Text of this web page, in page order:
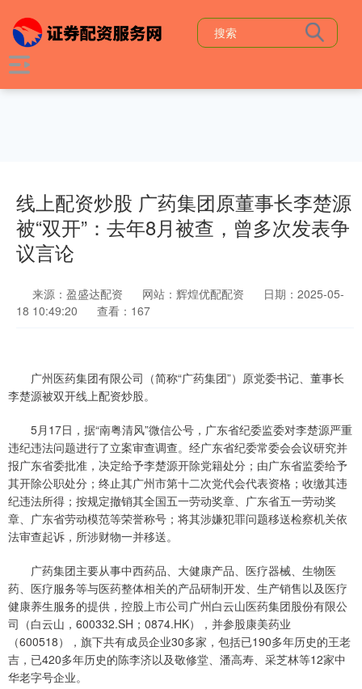
线上配资炒股 广药集团原董事长李楚源
被“双开”：去年8月被查，曾多次发表争
议言论
来源：盈盛达配资 网站：辉煌优配配资
日期：2025-05-
18 10:49:20
查看：167
广州医药集团有限公司（简称“广药集团”）原党委书记、董事长
李楚源被双开线上配资炒股。
5月17日，据“南粤清风”微信公号，广东省纪委监委对李楚源严重
违纪违法问题进行了立案审查调查。经广东省纪委常委会会议研究并
报广东省委批准，决定给予李楚源开除党籍处分；由广东省监委给予
其开除公职处分；终止其广州市第十二次党代会代表资格；收缴其违
纪违法所得；按规定撤销其全国五一劳动奖章、广东省五一劳动奖
章、广东省劳动模范等荣誉称号；将其涉嫌犯罪问题移送检察机关依
法审查起诉，所涉财物一并移送。
广药集团主要从事中西药品、大健康产品、医疗器械、生物医
药、医疗服务等与医药整体相关的产品研制开发、生产销售以及医疗
健康养生服务的提供，控股上市公司广州白云山医药集团股份有限公
司（白云山，600332.SH；0874.HK），并参股康美药业
（600518），旗下共有成员企业30多家，包括已190多年历史的王老
吉，已420多年历史的陈李济以及敬修堂、潘高寿、采芝林等12家中
华老字号企业。